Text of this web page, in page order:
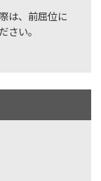
は、前屈位に
さい。